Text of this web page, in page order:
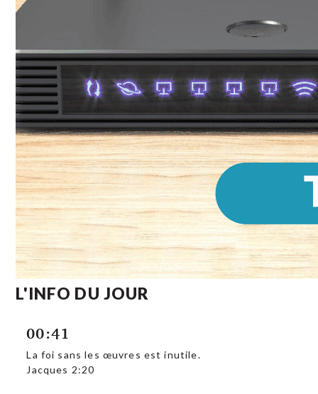
L'INFO DU JOUR
00:41
La foi sans les œuvres est inutile.
Jacques 2:20